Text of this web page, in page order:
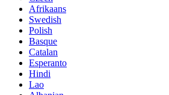
Afrikaans
Swedish
Polish
Basque
Catalan
Esperanto
Hindi
Lao